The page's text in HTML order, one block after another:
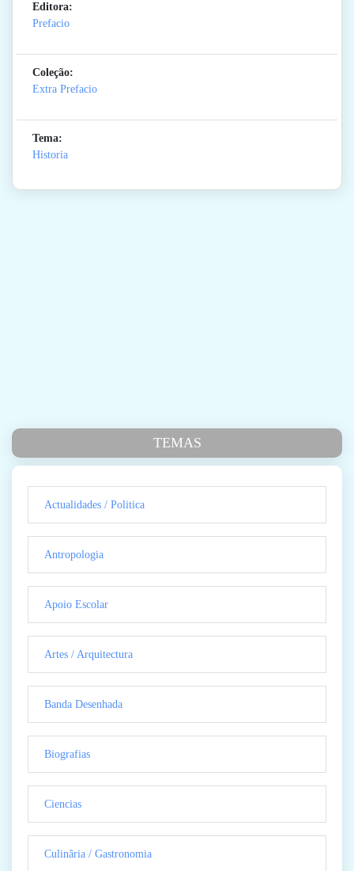
Editora:
Prefacio
Coleção:
Extra Prefacio
Tema:
Historia
TEMAS
Actualidades / Politica
Antropologia
Apoio Escolar
Artes / Arquitectura
Banda Desenhada
Biografias
Ciencias
Culinãria / Gastronomia